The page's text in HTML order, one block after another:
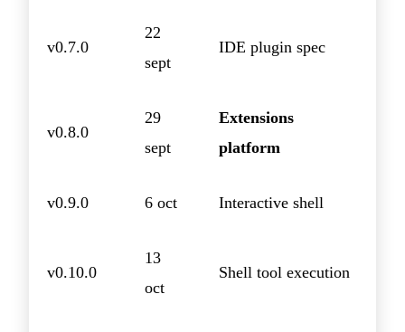
v0.7.0
22
sept
IDE plugin spec
v0.8.0
29
sept
Extensions
platform
v0.9.0 6 oct Interactive shell
v0.10.0
13
oct
Shell tool execution